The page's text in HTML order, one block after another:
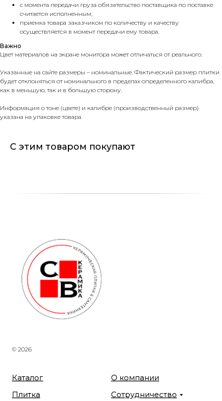
с момента передачи груза обязательство поставщика по поставке
считается исполненным;
приемка товара заказчиком по количеству и качеству
осуществляется в момент передачи ему товара.
Важно
Цвет материалов на экране монитора может отличаться от реального.
Указанные на сайте размеры – номинальные. Фактический размер плитки
будет отклоняться от номинального в пределах определенного калибра,
как в меньшую, так и в большую сторону.
Информация о тоне (цвете) и калибре (производственный размер)
указана на упаковке товара.
С этим товаром покупают
© 2026
Каталог
Плитка
О компании
Сотрудничество